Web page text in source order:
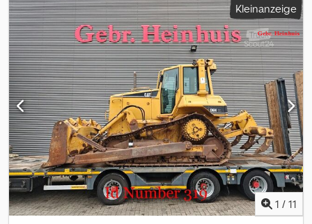
Inserat erstellen Kleinanzeige
1 / 11